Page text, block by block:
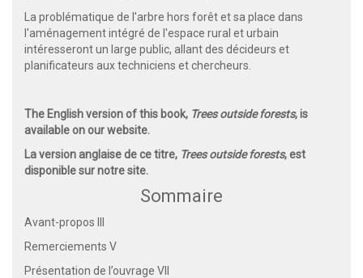
La problématique de l'arbre hors forêt et sa place dans
l'aménagement intégré de l'espace rural et urbain
intéresseront un large public, allant des décideurs et
planificateurs aux techniciens et chercheurs.
The English version of this book, Trees outside forests, is
available on our website.
La version anglaise de ce titre, Trees outside forests, est
disponible sur notre site.
Sommaire
Avant-propos III
Remerciements V
Présentation de l’ouvrage VII